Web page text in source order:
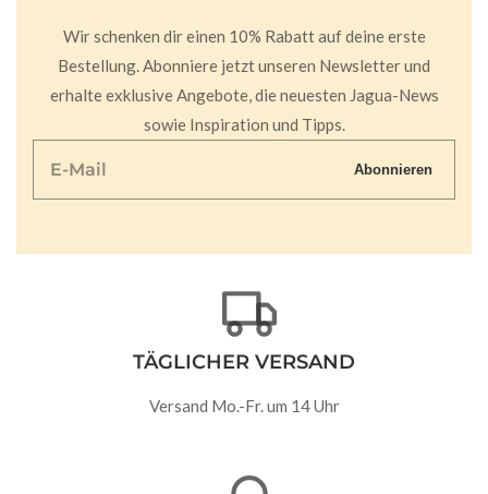
Wir schenken dir einen 10% Rabatt auf deine erste
Bestellung. Abonniere jetzt unseren Newsletter und
erhalte exklusive Angebote, die neuesten Jagua-News
sowie Inspiration und Tipps.
E-
Abonnieren
TÄGLICHER VERSAND
Versand Mo.-Fr. um 14 Uhr